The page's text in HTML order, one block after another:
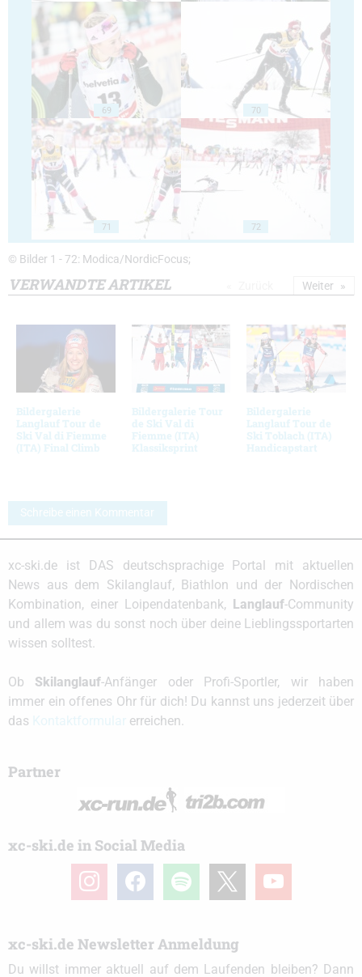
69 70
71 72
© Bilder 1 - 72: Modica/NordicFocus;
VERWANDTE ARTIKEL
Bildergalerie
Langlauf Tour de
Ski Val di Fiemme
(ITA) Final Climb
Bildergalerie Tour
de Ski Val di
Fiemme (ITA)
Klassiksprint
Bildergalerie
Langlauf Tour de
Ski Toblach (ITA)
Handicapstart
Weiter
Schreibe einen Kommentar
xc-ski.de ist DAS deutschsprachige Portal mit aktuellen
News aus dem Skilanglauf, Biathlon und der Nordischen
Kombination, einer Loipendatenbank,
Langlauf-Community
und allem was du sonst noch über deine Lieblingssportarten
wissen solltest.
Ob Skilanglauf-Anfänger oder Profi-Sportler, wir haben
immer ein offenes Ohr für dich! Du kannst uns jederzeit über
das
erreichen.
Partner
xc-ski.de in Social Media
instagramfacebook spotify youtube
xc-ski.de Newsletter Anmeldung
Du willst immer aktuell auf dem Laufenden bleiben? Dann